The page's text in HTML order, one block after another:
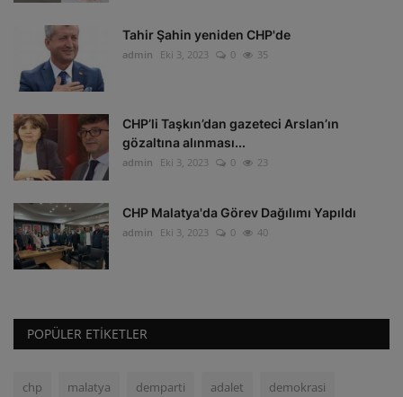
Tahir Şahin yeniden CHP'de
admin Eki 3, 2023 0 35
CHP’li Taşkın’dan gazeteci Arslan’ın
gözaltına alınması...
admin Eki 3, 2023 0 23
CHP Malatya'da Görev Dağılımı Yapıldı
admin Eki 3, 2023 0 40
POPÜLER ETIKETLER
chp malatya demparti adalet demokrasi